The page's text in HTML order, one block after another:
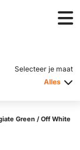
Selecteer je maat
Alles
Green / Off White